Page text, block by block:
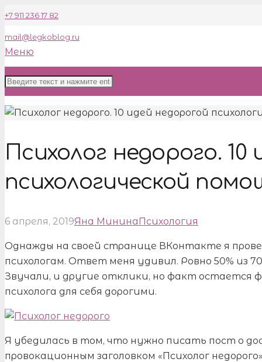
+7 911 236 17 82
mail@legkoblog.ru
Меню
Психолог недорого.
психологической
6 апреля, 2019Яна МининаПсихология
Однажды на своей странице ВКонтакте я
психологам. Ответ меня удивил. Ровно 50% из
Звучали, и другие отклики, но факт
психолога для себя дорогими.
Я убедилась в том, что нужно писать пост о
провокационным заголовком «Психолог